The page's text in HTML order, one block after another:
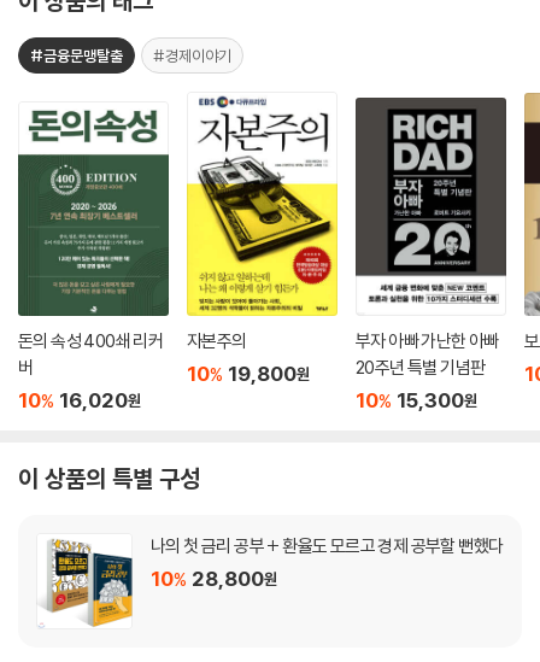
#금융문맹탈출 #경제이야기
돈의 속성 400쇄 리커
버
10% 16,020원
자본주의
10% 19,800원
부자 아빠 가난한 아빠
20주년 특별 기념판
10% 15,300원
이 상품의 특별 구성
나의 첫 금리 공부 + 환율도 모르고 경제 공부할 뻔했다
10% 28,800원